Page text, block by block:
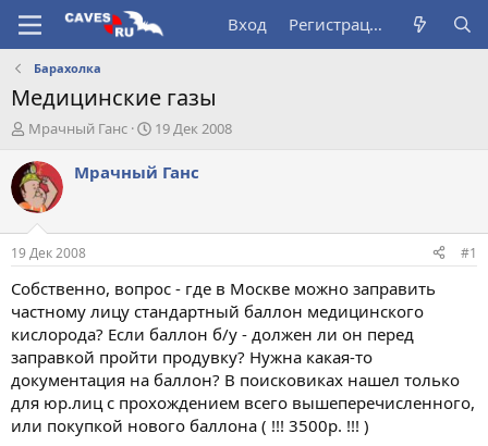
Вход Регистрация
Барахолка
Медицинские газы
А
т
о
р
т
е
м
ы
Мрачный Ганс
Д
т
а
л
19 Дек 2008
Мрачный Ганс
19 Дек 2008 #1
Собственно, вопрос - где в Москве можно заправить
частному лицу стандартный баллон медицинского
кислорода? Если баллон б/у - должен ли он перед
заправкой пройти продувку? Нужна какая-то
документация на баллон? В поисковиках нашел только
для юр.лиц с прохождением всего вышеперечисленного,
или покупкой нового баллона ( !!! 3500р. !!! )